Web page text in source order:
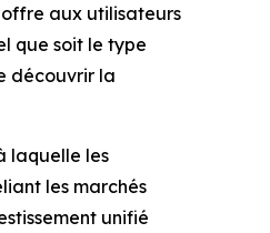
offre aux utilisateurs
que soit le type
découvrir la
laquelle les
les marchés
unifié